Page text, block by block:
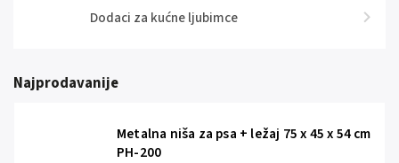
Dodaci za kućne ljubimce
Najprodavanije
Metalna niša za psa + ležaj 75 x 45 x 54 cm
PH-200